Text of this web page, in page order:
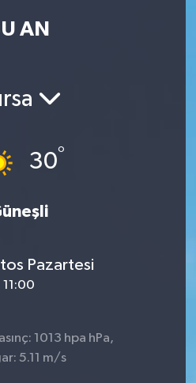
AN
30°
Pazartesi
11:00
1013 hpa hPa,
5.11 m/s